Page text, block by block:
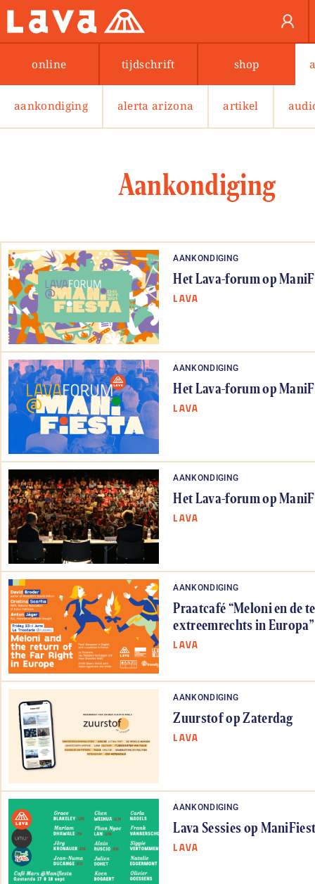
online tijdschrift shop
aankondiging alerta arizona artikel
Aankondiging
AANKONDIGING
Het Lava-forum op
LAVA
AANKONDIGING
Het Lava-forum op
LAVA
AANKONDIGING
Het Lava-forum op
LAVA
AANKONDIGING
Praatcafé “Meloni en de
extreemrechts in Europa”
LAVA
AANKONDIGING
Zuurstof op Zaterdag
LAVA
AANKONDIGING
Lava Sessies op
LAVA